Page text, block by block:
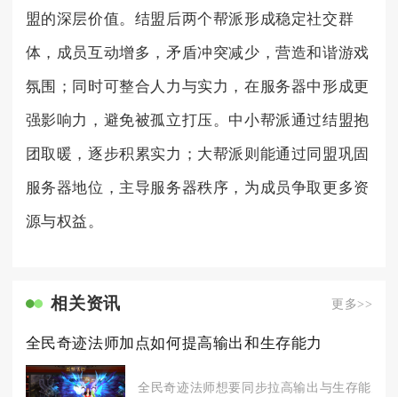
盟的深层价值。结盟后两个帮派形成稳定社交群
体，成员互动增多，矛盾冲突减少，营造和谐游戏
氛围；同时可整合人力与实力，在服务器中形成更
强影响力，避免被孤立打压。中小帮派通过结盟抱
团取暖，逐步积累实力；大帮派则能通过同盟巩固
服务器地位，主导服务器秩序，为成员争取更多资
源与权益。
相关资讯 更多>>
全民奇迹法师加点如何提高输出和生存能力
全民奇迹法师想要同步拉高输出与生存能力